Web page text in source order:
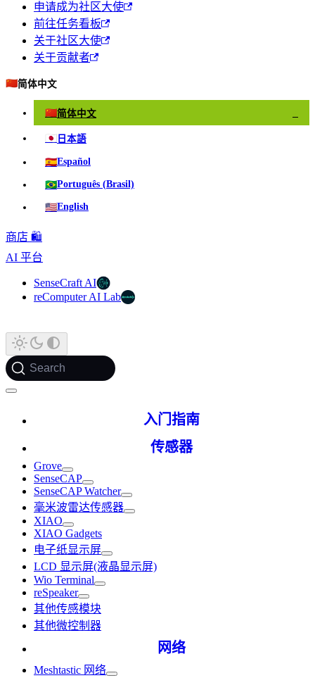
申请成为社区大使
前往任务看板
关于社区大使
关于贡献者
🇨🇳简体中文
🇨🇳简体中文
🇯🇵 日本語
🇪🇸Español
🇧🇷Português (Brasil)
🇺🇸English
商店 🛍️
AI 平台
SenseCraft AI
reComputer AI Lab
Search
入门指南
传感器
Grove
SenseCAP
SenseCAP Watcher
毫米波雷达传感器
XIAO
XIAO Gadgets
电子纸显示屏
LCD 显示屏(液晶显示屏)
Wio Terminal
reSpeaker
其他传感模块
其他微控制器
网络
Meshtastic 网络